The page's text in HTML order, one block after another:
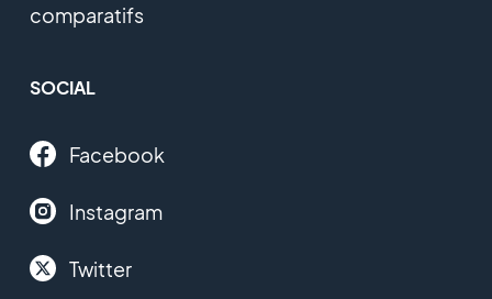
comparatifs
SOCIAL
Facebook
Instagram
Twitter